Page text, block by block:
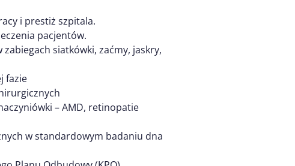
i prestiż szpitala.
pacjentów.
siatkówki, zaćmy, jaskry,
fazie
– AMD, retinopatie
w standardowym badaniu dna